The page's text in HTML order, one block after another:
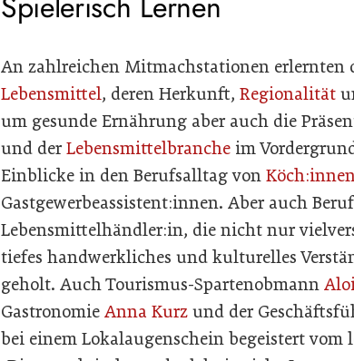
An zahlreichen Mitmachstationen erlernten
Lebensmittel, deren Herkunft, Regionalität
um gesunde Ernährung aber auch die
und der Lebensmittelbranche im
Einblicke in den Berufsalltag von
Gastgewerbeassistent:innen. Aber auch
Lebensmittelhändler:in, die nicht nur
tiefes handwerkliches und kulturelles
geholt. Auch Tourismus-Spartenobmann
Gastronomie Anna Kurz und der
bei einem Lokalaugenschein begeistert